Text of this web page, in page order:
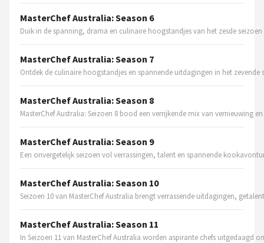
POPULAIRE MERKEN
Kenwood
Moulinex
KitchenAid
Magimix
Braun
Bartscher
Nutribullet
MasterChef Australia: Season 6
Duik in de spanning, drama en culinaire hoogstandjes van het zesde seizoen
MasterChef Australia: Season 7
Ontdek de culinaire hoogstandjes en spannende uitdagingen in het zevende
MasterChef Australia: Season 8
MasterChef Australia: Seizoen 8 bood een verrijkende mix van vernieuwing
MasterChef Australia: Season 9
Een onvergetelijk seizoen vol verrassingen, talent en spannende
MasterChef Australia: Season 10
Seizoen 10 van MasterChef Australia brengt verrassende uitdagingen,
MasterChef Australia: Season 11
In Seizoen 11 van MasterChef Australia worden aspirante chefs uitgedaagd